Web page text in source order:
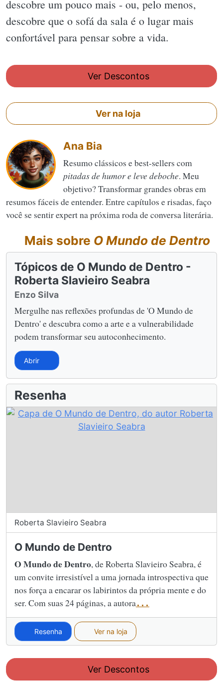
descobre um pouco mais - ou, pelo menos,
descobre que o sofá da sala é o lugar mais
confortável para pensar sobre a vida.
Ver Descontos
Ver na loja
Ana Bia
Resumo clássicos e best-sellers com
pitadas de humor e leve deboche. Meu
objetivo? Transformar grandes obras em
resumos fáceis de entender. Entre capítulos e risadas, faço
você se sentir expert na próxima roda de conversa literária.
Mais sobre O Mundo de Dentro
Tópicos de O Mundo de Dentro -
Roberta Slavieiro Seabra
Enzo Silva
Mergulhe nas reflexões profundas de 'O Mundo de
Dentro' e descubra como a arte e a vulnerabilidade
podem transformar seu autoconhecimento.
Abrir
Resenha
Roberta Slavieiro Seabra
O Mundo de Dentro
O Mundo de Dentro, de Roberta Slavieiro Seabra, é
um convite irresistível a uma jornada introspectiva que
nos força a encarar os labirintos da própria mente e do
ser. Com suas 24 páginas, a autora...
Resenha Ver na loja
Ver Descontos